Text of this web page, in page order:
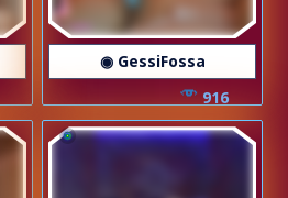
◉ GessiFossa
916